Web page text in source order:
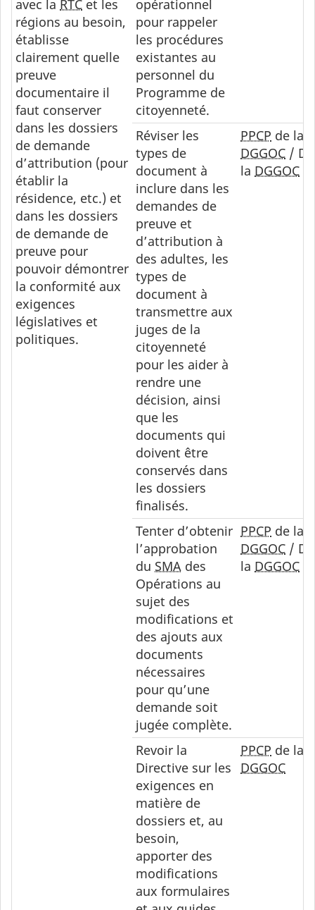
avec la RTC et les
régions au besoin,
établisse
clairement quelle
preuve
documentaire il
faut conserver
dans les dossiers
de demande
d’attribution (pour
établir la
résidence, etc.) et
dans les dossiers
de demande de
preuve pour
pouvoir démontrer
la conformité aux
exigences
législatives et
politiques.
opérationnel
pour rappeler
les procédures
existantes au
personnel du
Programme de
citoyenneté.
Réviser les
types de
document à
inclure dans les
demandes de
preuve et
d’attribution à
des adultes, les
types de
document à
transmettre aux
juges de la
citoyenneté
pour les aider à
rendre une
décision, ainsi
que les
documents qui
doivent être
conservés dans
les dossiers
finalisés.
PPCP de la
DGGOC /
la DGGOC
Tenter d’obtenir
l’approbation
du SMA des
Opérations au
sujet des
modifications et
des ajouts aux
documents
nécessaires
pour qu’une
demande soit
jugée complète.
PPCP de la
DGGOC /
la DGGOC
Revoir la
Directive sur les
exigences en
matière de
dossiers et, au
besoin,
apporter des
modifications
aux formulaires
PPCP de la
DGGOC